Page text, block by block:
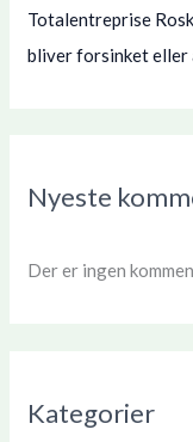
Totalentreprise
bliver forsinket eller
Nyeste
Der er ingen
Kategorier